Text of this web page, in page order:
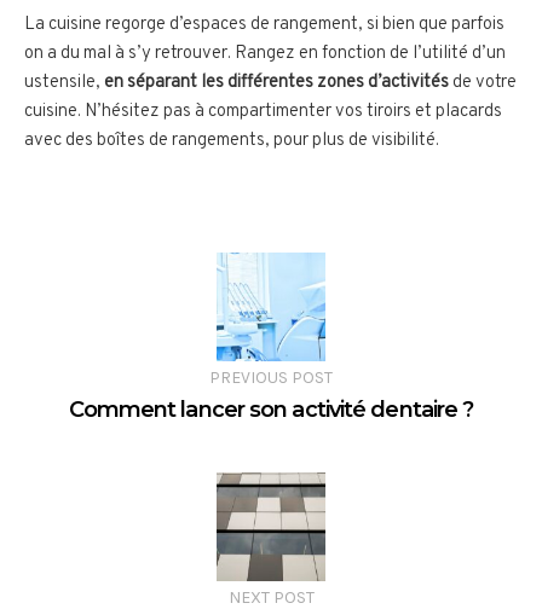
La cuisine regorge d’espaces de rangement, si bien que parfois
on a du mal à s’y retrouver. Rangez en fonction de l’utilité d’un
ustensile, en séparant les différentes zones d’activités de votre
cuisine. N’hésitez pas à compartimenter vos tiroirs et placards
avec des boîtes de rangements, pour plus de visibilité.
PREVIOUS POST
Comment lancer son activité dentaire ?
NEXT POST